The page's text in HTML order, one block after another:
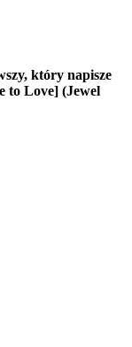
który napisze
to Love] (Jewel